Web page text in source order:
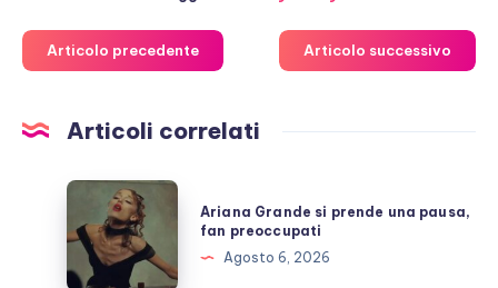
Articolo precedente Articolo successivo
Articoli correlati
Ariana
Grande
si
prende
Ariana Grande si prende una pausa,
fan preoccupati
Agosto 6, 2026